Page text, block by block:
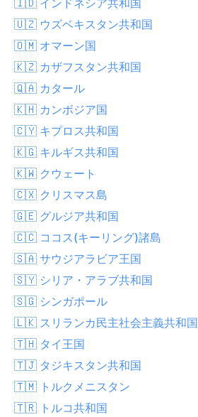
🇺🇿 ウズベキスタン共和国
🇴🇲 オマーン国
🇰🇿 カザフスタン共和国
🇶🇦 カタール
🇰🇭 カンボジア国
🇨🇾 キプロス共和国
🇰🇬 キルギス共和国
🇰🇼 クウェート
🇨🇽 クリスマス島
🇬🇪 グルジア共和国
🇨🇨 ココス(キーリング)諸島
🇸🇦 サウジアラビア王国
🇸🇾 シリア・アラブ共和国
🇸🇬 シンガポール
🇱🇰 スリランカ民主社会主義共和国
🇹🇭 タイ王国
🇹🇯 タジキスタン共和国
🇹🇲 トルクメニスタン
🇹🇷 トルコ共和国